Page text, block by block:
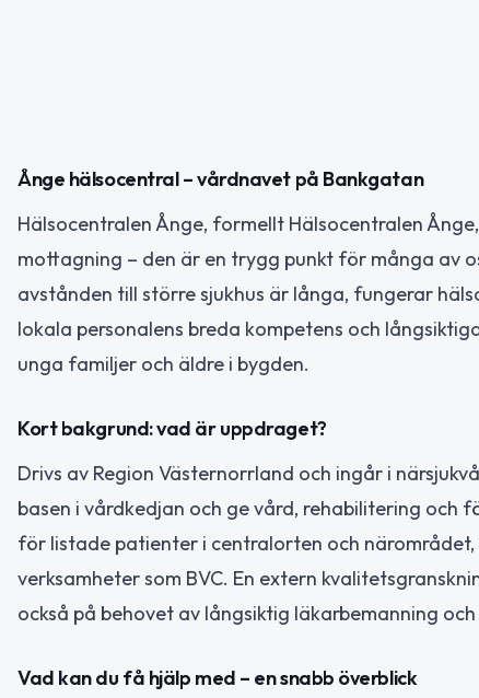
Ånge hälsocentral – vårdnavet på Bankgatan
Hälsocentralen Ånge, formellt Hälsocentralen
mottagning – den är en trygg punkt för många av
avstånden till större sjukhus är långa, fungerar
lokala personalens breda kompetens och
unga familjer och äldre i bygden.
Kort bakgrund: vad är uppdraget?
Drivs av Region Västernorrland och ingår i
basen i vårdkedjan och ge vård, rehabilitering och
för listade patienter i centralorten och
verksamheter som BVC. En extern
också på behovet av långsiktig läkarbemanning
Vad kan du få hjälp med – en snabb överblick